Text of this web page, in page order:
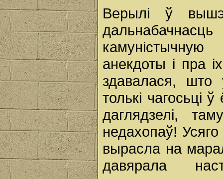
Верылі ў
анекдоты і пра
здавалася, што
толькі чагосьці
даглядзелі,
недахопаў!
вырасла на
давярала